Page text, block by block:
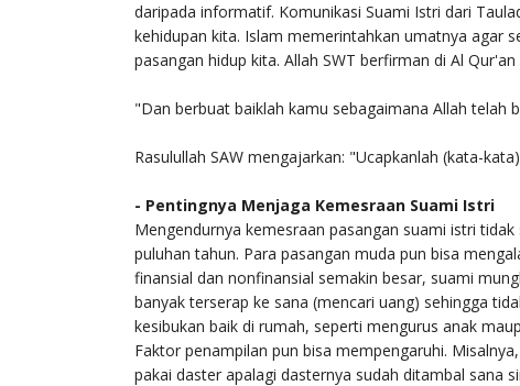
daripada informatif. Komunikasi Suami Istri dari
kehidupan kita. Islam memerintahkan umatnya agar
pasangan hidup kita. Allah SWT berfirman di Al
"Dan berbuat baiklah kamu sebagaimana Allah telah
Rasulullah SAW mengajarkan: "Ucapkanlah (kata-
- Pentingnya Menjaga Kemesraan Suami Istri
Mengendurnya kemesraan pasangan suami istri
puluhan tahun. Para pasangan muda pun bisa
finansial dan nonfinansial semakin besar, suami
banyak terserap ke sana (mencari uang) sehingga
kesibukan baik di rumah, seperti mengurus anak
Faktor penampilan pun bisa mempengaruhi.
pakai daster apalagi dasternya sudah ditambal sana